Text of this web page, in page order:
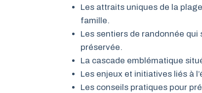
Les attraits uniques de la
famille.
Les sentiers de randonnée
préservée.
La cascade emblématique
Les enjeux et initiatives liés à
Les conseils pratiques pour